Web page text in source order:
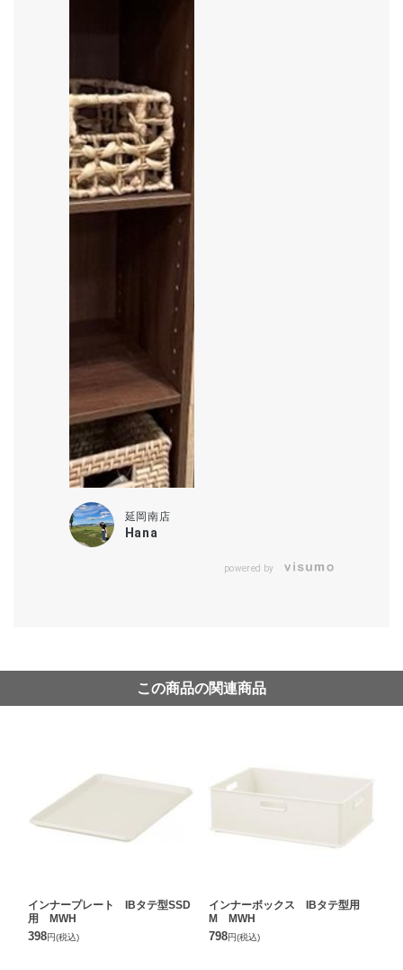
延岡南店
Hana
powered by
この商品の関連商品
インナープレート IBタテ型SSD
用 MWH
398円(税込)
インナーボックス IBタテ型用
M MWH
798円(税込)